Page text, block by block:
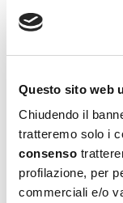
Questo sito web
Chiudendo il
tratteremo solo i
consenso
profilazione, per
commerciali e/o
raccomandata
Ruscitti, Zona
integri e
spese del